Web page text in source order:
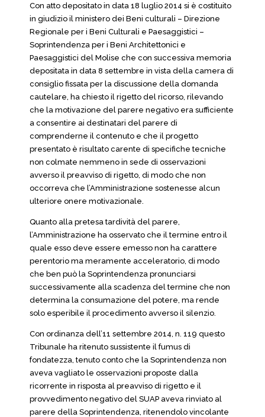
Con atto depositato in data 18 luglio 2014 si è costituito
in giudizio il ministero dei Beni culturali – Direzione
Regionale per i Beni Culturali e Paesaggistici –
Soprintendenza per i Beni Architettonici e
Paesaggistici del Molise che con successiva memoria
depositata in data 8 settembre in vista della camera di
consiglio fissata per la discussione della domanda
cautelare, ha chiesto il rigetto del ricorso, rilevando
che la motivazione del parere negativo era sufficiente
a consentire ai destinatari del parere di
comprenderne il contenuto e che il progetto
presentato è risultato carente di specifiche tecniche
non colmate nemmeno in sede di osservazioni
avverso il preavviso di rigetto, di modo che non
occorreva che l’Amministrazione sostenesse alcun
ulteriore onere motivazionale.
Quanto alla pretesa tardività del parere,
l’Amministrazione ha osservato che il termine entro il
quale esso deve essere emesso non ha carattere
perentorio ma meramente acceleratorio, di modo
che ben può la Soprintendenza pronunciarsi
successivamente alla scadenza del termine che non
determina la consumazione del potere, ma rende
solo esperibile il procedimento avverso il silenzio.
Con ordinanza dell’11 settembre 2014, n. 119 questo
Tribunale ha ritenuto sussistente il fumus di
fondatezza, tenuto conto che la Soprintendenza non
aveva vagliato le osservazioni proposte dalla
ricorrente in risposta al preavviso di rigetto e il
provvedimento negativo del SUAP aveva rinviato al
parere della Soprintendenza, ritenendolo vincolante